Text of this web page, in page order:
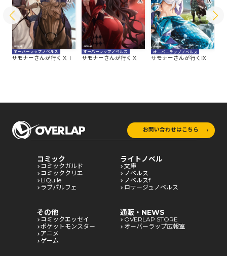
オーバーラップノベルス
サモナーさんが行くⅩⅠ
オーバーラップノベルス
サモナーさんが行くⅩ
オーバーラップノベルス
サモナーさんが行くⅨ
お問い合わせはこちら
コミック
コミックガルド
コミッククリエ
LiQulle
ラブパルフェ
ライトノベル
文庫
ノベルス
ノベルスf
ロサージュノベルス
その他
コミックエッセイ
ポケットモンスター
アニメ
ゲーム
通販・NEWS
OVERLAP STORE
オーバーラップ広報室